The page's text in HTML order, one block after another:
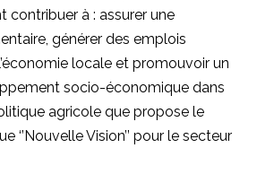
contribuer à : assurer une
générer des emplois
locale et promouvoir un
socio-économique dans
agricole que propose le
‘’Nouvelle Vision’’ pour le secteur